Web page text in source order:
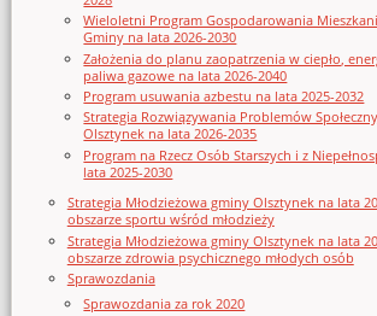
Wieloletni Program Gospodarowania
Gminy na lata 2026-2030
Założenia do planu zaopatrzenia w ciepło,
paliwa gazowe na lata 2026-2040
Program usuwania azbestu na lata 2025-2032
Strategia Rozwiązywania Problemów
Olsztynek na lata 2026-2035
Program na Rzecz Osób Starszych i z
lata 2025-2030
Strategia Młodzieżowa gminy Olsztynek na lata
obszarze sportu wśród młodzieży
Strategia Młodzieżowa gminy Olsztynek na lata
obszarze zdrowia psychicznego młodych osób
Sprawozdania
Sprawozdania za rok 2020